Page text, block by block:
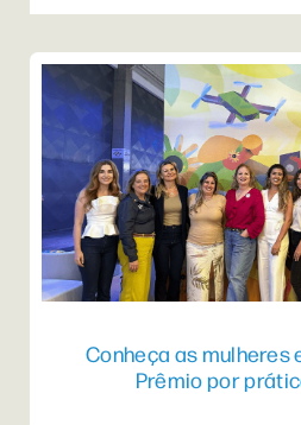
Conheça as mulheres
Prêmio por